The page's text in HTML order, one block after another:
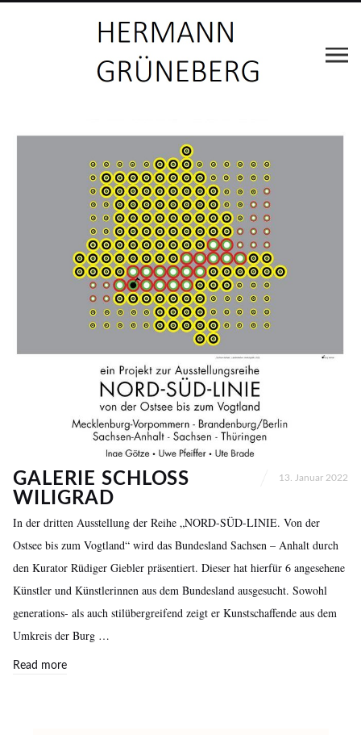
GALERIE SCHLOSS
WILIGRAD
13. Januar 2022
In der dritten Ausstellung der Reihe „NORD-SÜD-LINIE. Von der
Ostsee bis zum Vogtland“ wird das Bundesland Sachsen – Anhalt durch
den Kurator Rüdiger Giebler präsentiert. Dieser hat hierfür 6 angesehene
Künstler und Künstlerinnen aus dem Bundesland ausgesucht. Sowohl
generations- als auch stilübergreifend zeigt er Kunstschaffende aus dem
Umkreis der Burg …
Read more